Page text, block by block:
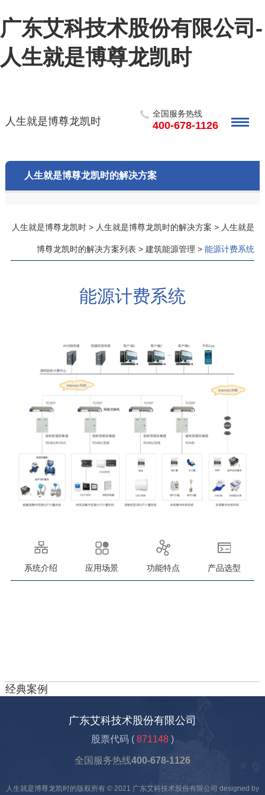
广东艾科技术股份有限公司-
人生就是博尊龙凯时
人生就是博尊龙凯时
全国服务热线
400-678-1126
人生就是博尊龙凯时的解决方案
人生就是博尊龙凯时 > 人生就是博尊龙凯时的解决方案 > 人生就是
博尊龙凯时的解决方案列表 >建筑能源管理 >能源计费系统
能源计费系统
系统介绍 应用场景 功能特点 产品选型
经典案例
广东艾科技术股份有限公司
股票代码 ( 871148 )
全国服务热线400-678-1126
人生就是博尊龙凯时的版权所有 © 2021 广东艾科技术股份有限公司 designed by